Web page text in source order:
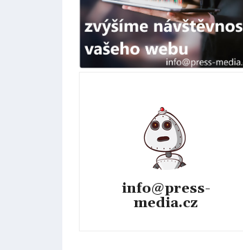
info@press-
media.cz